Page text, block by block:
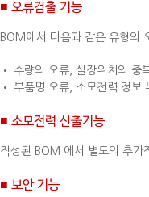
■ 오류검출 기능
BOM에서 다음과 같은 유형의
• 수량의 오류, 실장위치의 중
• 부품명 오류, 소모전력 정보
■ 소모전력 산출기능
작성된 BOM 에서 별도의 추가
■ 보안 기능